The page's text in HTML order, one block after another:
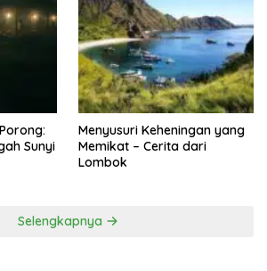
Sunyi
Menyusuri Keheningan yang
Memikat – Cerita dari
Lombok
Selengkapnya